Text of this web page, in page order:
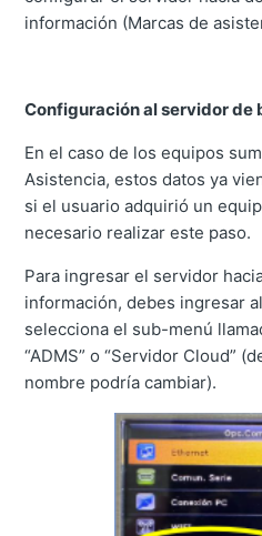
información (Marcas de
Configuración al servidor de
En el caso de los equipos
Asistencia, estos datos ya
si el usuario adquirió un
necesario realizar este paso.
Para ingresar el servidor
información, debes ingresar
selecciona el sub-menú
“ADMS” o “Servidor Cloud”
nombre podría cambiar).